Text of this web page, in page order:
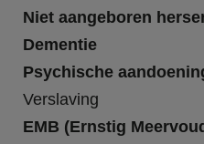
Niet aangeboren
Dementie
Psychische
Verslaving
EMB (Ernstig